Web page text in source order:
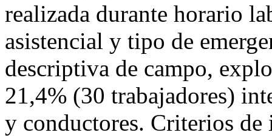
realizada durante horario
asistencial y tipo de
descriptiva de campo,
21,4% (30 trabajadores)
y conductores. Criterios